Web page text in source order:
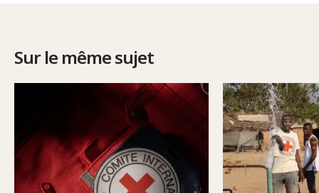
Sur le même sujet